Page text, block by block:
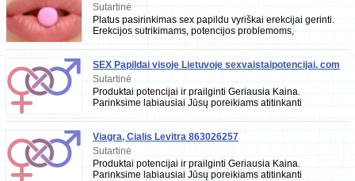
Sutartinė
Platus pasirinkimas sex papildu vyriškai erekcijai gerinti.
Erekcijos sutrikimams, potencijos problemoms,
SEX Papildai visoje Lietuvoje sexvaistaipotencijai. com
Sutartinė
Produktai potencijai ir prailginti Geriausia Kaina.
Parinksime labiausiai Jūsų poreikiams atitinkanti
Viagra, Cialis Levitra 863026257
Sutartinė
Produktai potencijai ir prailginti Geriausia Kaina.
Parinksime labiausiai Jūsų poreikiams atitinkanti